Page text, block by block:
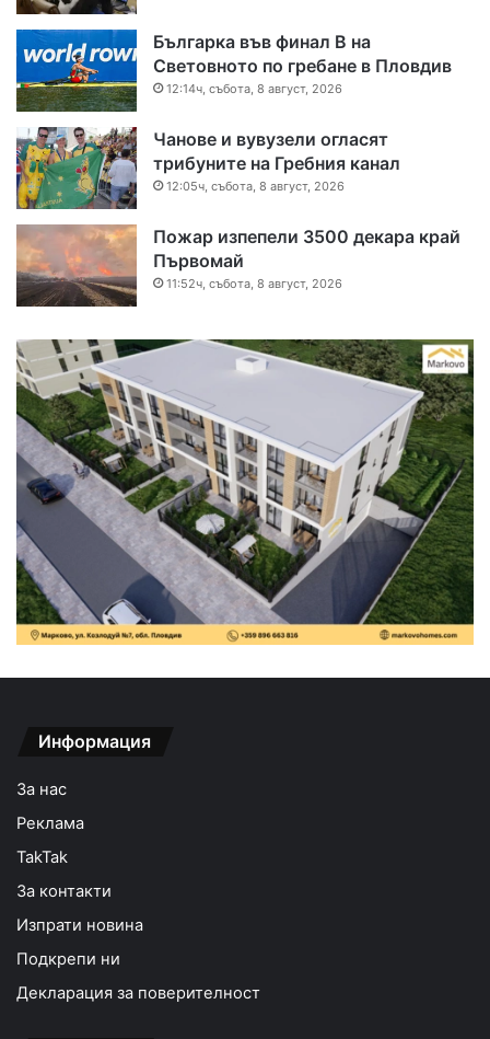
Българка във финал B на
Световното по гребане в Пловдив
12:14ч, събота, 8 август, 2026
Чанове и вувузели огласят
трибуните на Гребния канал
12:05ч, събота, 8 август, 2026
Пожар изпепели 3500 декара край
Първомай
11:52ч, събота, 8 август, 2026
Информация
За нас
Реклама
TakTak
За контакти
Изпрати новина
Подкрепи ни
Декларация за поверителност